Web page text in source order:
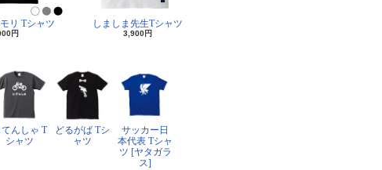
リ Tシャツ
円
しましま先生Tシャツ
3,900円
てんしゃ T
シャツ
どるがば Tシ
ャツ
サッカー日
本代表 Tシャ
ツ [ヤタガラ
ス]